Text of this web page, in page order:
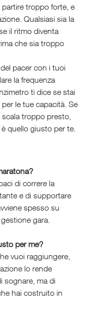
troppo forte, e
Qualsiasi sia la
il ritmo diventa
che sia troppo
pacer con i tuoi
la frequenza
ti dice se stai
le tue capacità. Se
troppo presto,
quello giusto per te.
di correre la
e di supportare
spesso su
gara.
per me?
vuoi raggiungere,
lo rende
sognare, ma di
hai costruito in